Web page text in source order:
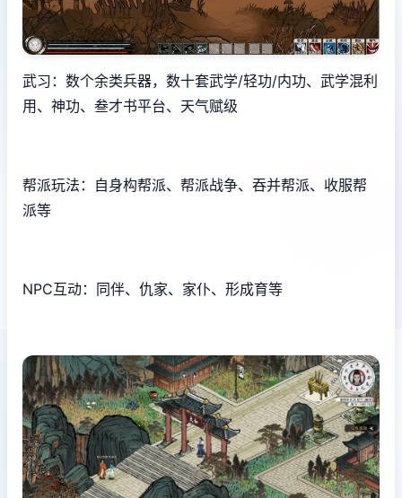
武习：数个余类兵器，数十套武学/轻功/内功、武学混利
用、神功、叁才书平台、天气赋级
帮派玩法：自身构帮派、帮派战争、吞并帮派、收服帮
派等
NPC互动：同伴、仇家、家仆、形成育等